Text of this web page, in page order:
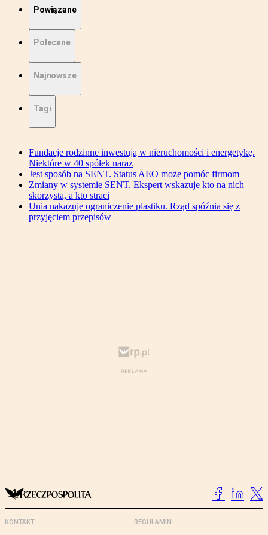
Powiązane
Polecane
Najnowsze
Tagi
Fundacje rodzinne inwestują w nieruchomości i energetykę.
Niektóre w 40 spółek naraz
Jest sposób na SENT. Status AEO może pomóc firmom
Zmiany w systemie SENT. Ekspert wskazuje kto na nich
skorzysta, a kto straci
Unia nakazuje ograniczenie plastiku. Rząd spóźnia się z
przyjęciem przepisów
KONTAKT REGULAMIN